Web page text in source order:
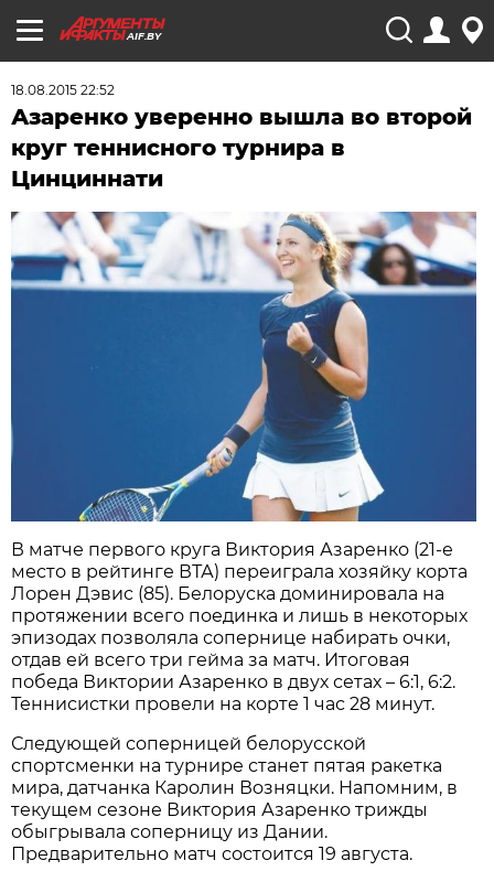
AIF.BY
18.08.2015 22:52
Азаренко уверенно вышла во второй
круг теннисного турнира в
Цинциннати
В матче первого круга Виктория Азаренко (21-е
место в рейтинге ВТА) переиграла хозяйку корта
Лорен Дэвис (85). Белоруска доминировала на
протяжении всего поединка и лишь в некоторых
эпизодах позволяла сопернице набирать очки,
отдав ей всего три гейма за матч. Итоговая
победа Виктории Азаренко в двух сетах – 6:1, 6:2.
Теннисистки провели на корте 1 час 28 минут.
Следующей соперницей белорусской
спортсменки на турнире станет пятая ракетка
мира, датчанка Каролин Возняцки. Напомним, в
текущем сезоне Виктория Азаренко трижды
обыгрывала соперницу из Дании.
Предварительно матч состоится 19 августа.